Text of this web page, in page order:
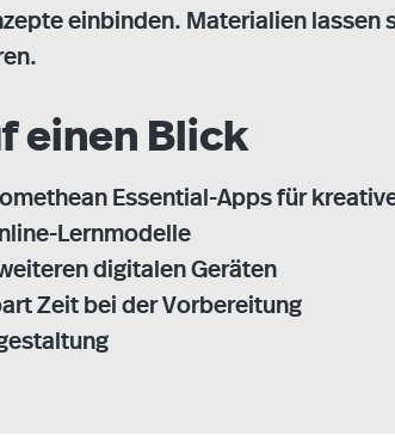
einbinden. Materialien
einen Blick
Essential-Apps für
Lernmodelle
digitalen Geräten
Zeit bei der Vorbereitung